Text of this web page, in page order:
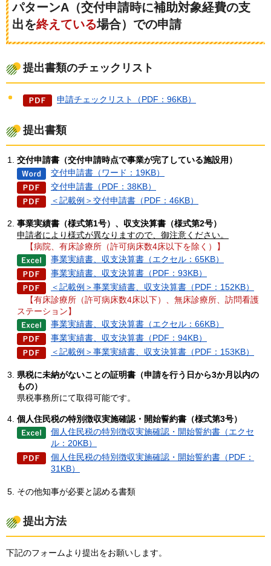
パターンA（交付申請時に補助対象経費の支
出を終えている場合）での申請
提出書類のチェックリスト
申請チェックリスト（PDF：96KB）
提出書類
交付申請書（交付申請時点で事業が完了している施設用）
交付申請書（ワード：19KB）
交付申請書（PDF：38KB）
＜記載例＞交付申請書（PDF：46KB）
事業実績書（様式第1号）、収支決算書（様式第2号）
申請者により様式が異なりますので、御注意ください。
【病院、有床診療所（許可病床数4床以下を除く）】
事業実績書、収支決算書（エクセル：65KB）
事業実績書、収支決算書（PDF：93KB）
＜記載例＞事業実績書、収支決算書（PDF：152KB）
【有床診療所（許可病床数4床以下）、無床診療所、訪問看護
ステーション】
事業実績書、収支決算書（エクセル：66KB）
事業実績書、収支決算書（PDF：94KB）
＜記載例＞事業実績書、収支決算書（PDF：153KB）
県税に未納がないことの証明書（申請を行う日から3か月以内の
もの）
県税事務所にて取得可能です。
個人住民税の特別徴収実施確認・開始誓約書（様式第3号）
個人住民税の特別徴収実施確認・開始誓約書（エクセ
ル：20KB）
個人住民税の特別徴収実施確認・開始誓約書（PDF：
31KB）
その他知事が必要と認める書類
提出方法
下記のフォームより提出をお願いします。